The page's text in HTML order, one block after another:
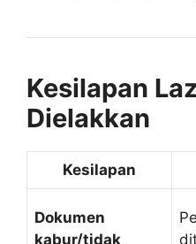
Kesilapan
Dielakkan
Kesilapan
Dokumen
kabur/tidak